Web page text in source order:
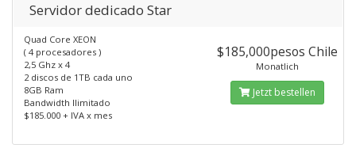
Servidor dedicado Star
Quad Core XEON
( 4 procesadores )
2,5 Ghz x 4
2 discos de 1TB cada uno
8GB Ram
Bandwidth Ilimitado
$185.000 + IVA x mes
$185,000pesos Chile
Monatlich
Jetzt bestellen